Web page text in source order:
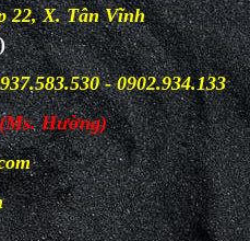
22, X. Tân Vĩnh
- 0902.934.133
(Ms. Hường)